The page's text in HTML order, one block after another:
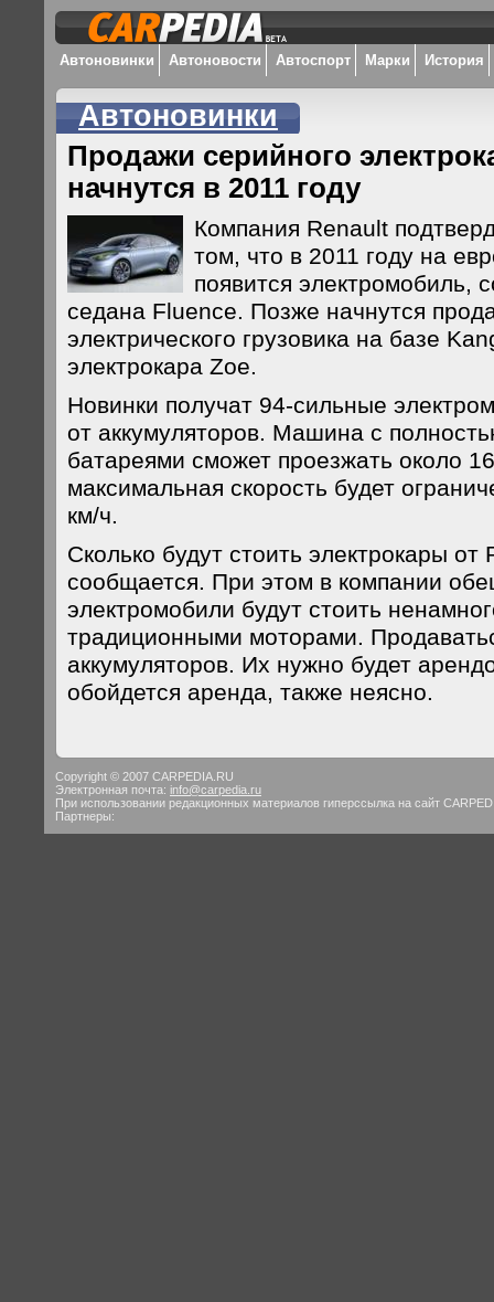
Автоновинки Автоновости Автоспорт Марки История
Автоновинки
Продажи серийного
начнутся в 2011 году
Компания Renault
том, что в 2011 году на
появится электромобиль,
седана Fluence. Позже начнутся
электрического грузовика на базе
электрокара Zoe.
Новинки получат 94-сильные
от аккумуляторов. Машина с
батареями сможет проезжать около
максимальная скорость будет
км/ч.
Сколько будут стоить электрокары от
сообщается. При этом в компании
электромобили будут стоить
традиционными моторами.
аккумуляторов. Их нужно будет
обойдется аренда, также неясно.
Copyright © 2007 CARPEDIA.RU
Электронная почта: info@carpedia.ru
При использовании редакционных материалов гиперссылка на сайт
Партнеры: